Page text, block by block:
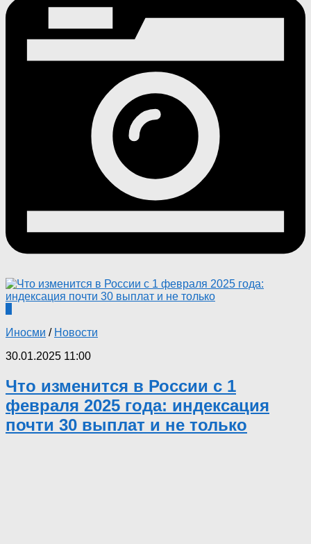
Иносми / Новости
30.01.2025 11:00
Что изменится в России с 1
февраля 2025 года: индексация
почти 30 выплат и не только